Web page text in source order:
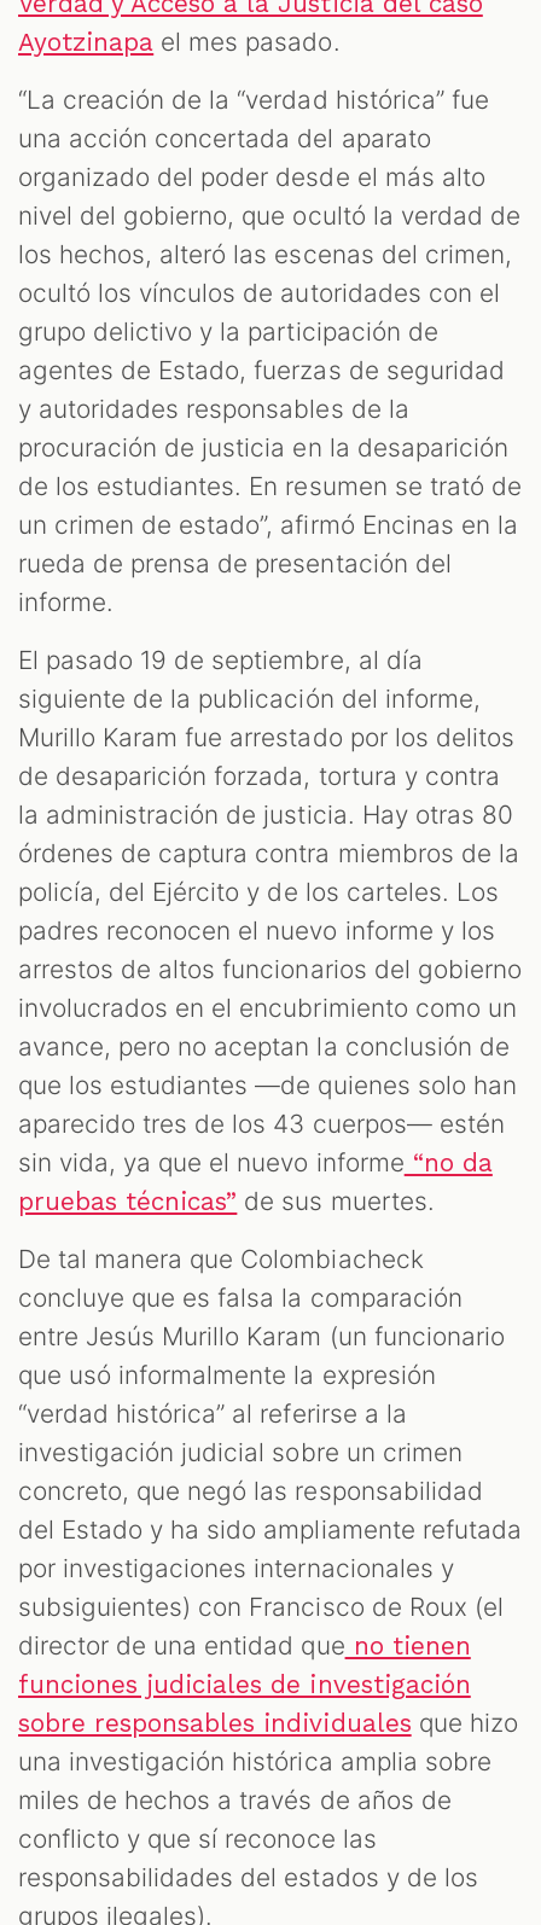
Ayotzinapa el mes pasado.
“La creación de la “verdad histórica” fue
una acción concertada del aparato
organizado del poder desde el más alto
nivel del gobierno, que ocultó la verdad de
los hechos, alteró las escenas del crimen,
ocultó los vínculos de autoridades con el
grupo delictivo y la participación de
agentes de Estado, fuerzas de seguridad
y autoridades responsables de la
procuración de justicia en la desaparición
de los estudiantes. En resumen se trató de
un crimen de estado”, afirmó Encinas en la
rueda de prensa de presentación del
informe.
El pasado 19 de septiembre, al día
siguiente de la publicación del informe,
Murillo Karam fue arrestado por los delitos
de desaparición forzada, tortura y contra
la administración de justicia. Hay otras 80
órdenes de captura contra miembros de la
policía, del Ejército y de los carteles. Los
padres reconocen el nuevo informe y los
arrestos de altos funcionarios del gobierno
involucrados en el encubrimiento como un
avance, pero no aceptan la conclusión de
que los estudiantes —de quienes solo han
aparecido tres de los 43 cuerpos— estén
sin vida, ya que el nuevo informe “no da
pruebas técnicas” de sus muertes.
De tal manera que Colombiacheck
concluye que es falsa la comparación
entre Jesús Murillo Karam (un funcionario
que usó informalmente la expresión
“verdad histórica” al referirse a la
investigación judicial sobre un crimen
concreto, que negó las responsabilidad
del Estado y ha sido ampliamente refutada
por investigaciones internacionales y
subsiguientes) con Francisco de Roux (el
director de una entidad que no tienen
funciones judiciales de investigación
sobre responsables individuales que hizo
una investigación histórica amplia sobre
miles de hechos a través de años de
conflicto y que sí reconoce las
responsabilidades del estados y de los
grupos ilegales).